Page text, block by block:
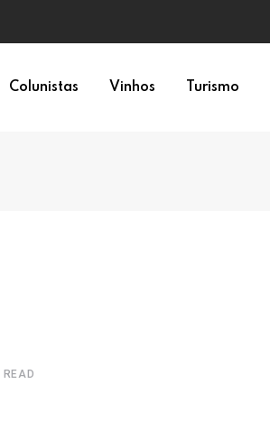
Colunistas Vinhos Turismo